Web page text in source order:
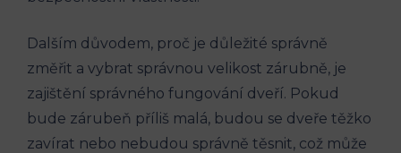
Dalším důvodem, proč je důležité správně
změřit a vybrat správnou velikost zárubně, je
zajištění správného fungování dveří. Pokud
bude zárubeň příliš malá, budou se dveře těžko
zavírat nebo nebudou správně těsnit, což může